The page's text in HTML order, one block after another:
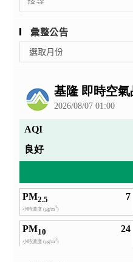
for:
彙整公告
整
選取月份